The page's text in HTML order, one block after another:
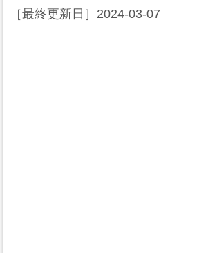
［最終更新日］ 2024-03-07